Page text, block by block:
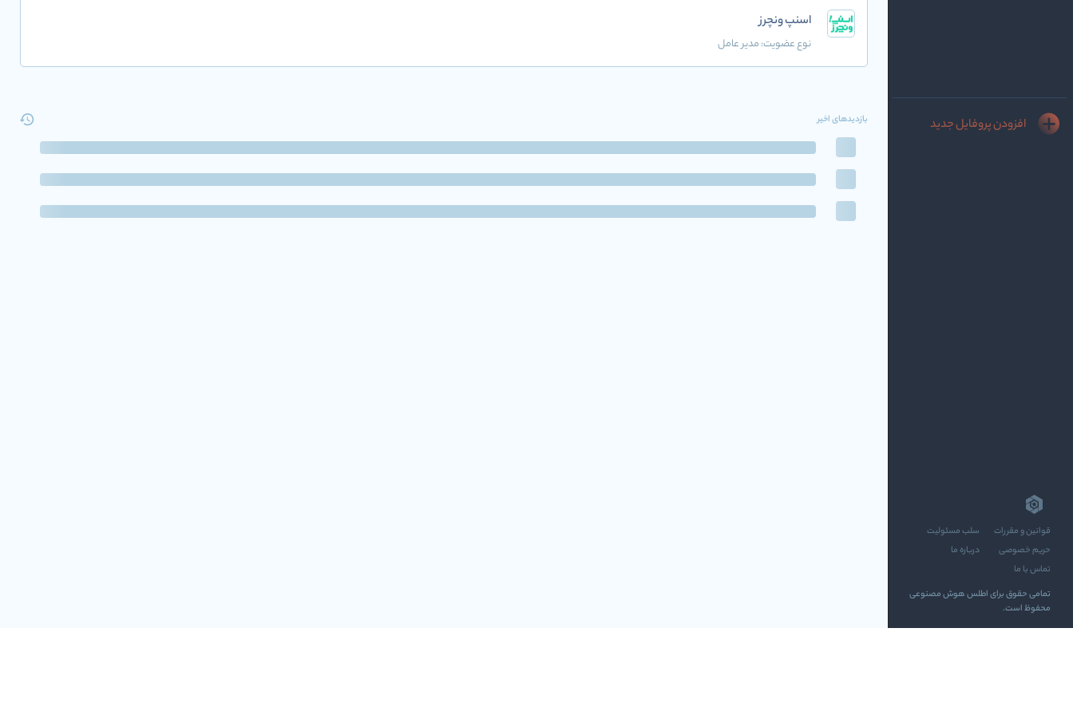
افزودن پروفایل جدید
قوانین و مقررات
سلب مسئولیت
حریم خصوصی
درباره ما
تماس با ما
تمامی حقوق برای اطلس هوش مصنوعی
محفوظ است.
اسنپ ونچرز
نوع عضویت:مدیر عامل
بازدیدهای اخیر